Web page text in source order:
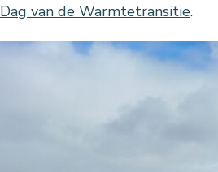
Dag van de Warmtetransitie.